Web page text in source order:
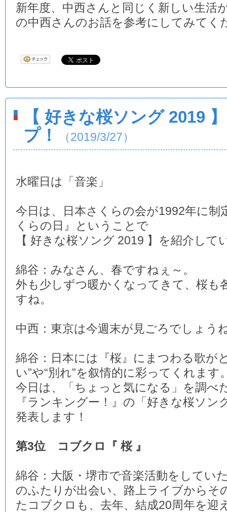
新年度、中西さんと同じく新しい生活
の中西さんのお話を参考にしてみてく
【 好きな桜ソング 2019
プ！
（2019/3/27）
水曜日は「音楽」
今日は、日本さくらの会が1992年に制
くらの日』ということで
【 好きな桜ソング 2019 】を紹介して
綿谷：みなさん、春ですねぇ～。
外も少しずつ暖かくなってきて、桜も
すね。
中西：東京は今週末が見ごろでしょう
綿谷：日本には『桜』にまつわる歌が
い”や“別れ”を叙情的に彩ってくれます
今日は、「ちょっと気になる」を調べ
『ランキングー！』の「好きな桜ソン
発表します！
第3位 コブクロ『 桜 』
綿谷：大阪・堺市で音楽活動をしてい
のふたりが出会い、路上ライブからそ
たコブクロも、去年、結成20周年を迎